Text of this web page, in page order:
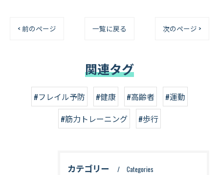
< 前のページ 一覧に戻る 次のページ >
関連タグ
#フレイル予防 #健康 #高齢者
#運動
#筋力トレーニング
#歩行
カテゴリー Categories